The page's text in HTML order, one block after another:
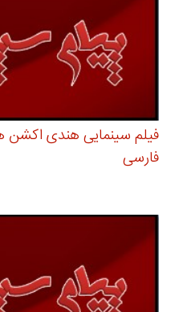
فیلم سینمایی هندی اکشن
فارسی